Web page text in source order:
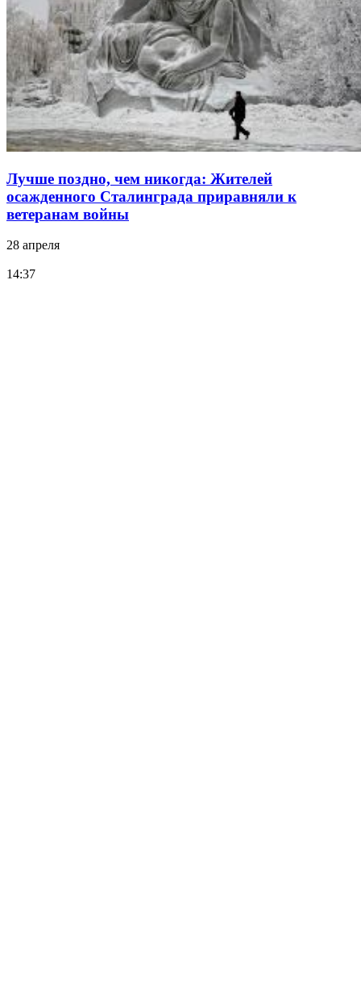
Лучше поздно, чем никогда: Жителей
осажденного Сталинграда приравняли к
ветеранам войны
28 апреля
14:37